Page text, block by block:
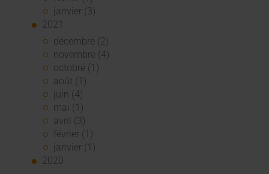
janvier (3)
2021
décembre (2)
novembre (4)
octobre (1)
août (1)
juin (4)
mai (1)
avril (3)
février (1)
janvier (1)
2020